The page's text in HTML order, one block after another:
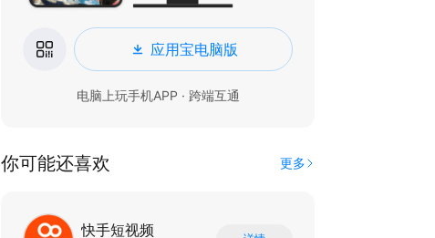
应用宝电脑版
电脑上玩手机APP · 跨端互通
你可能还喜欢 更多
快手短视频